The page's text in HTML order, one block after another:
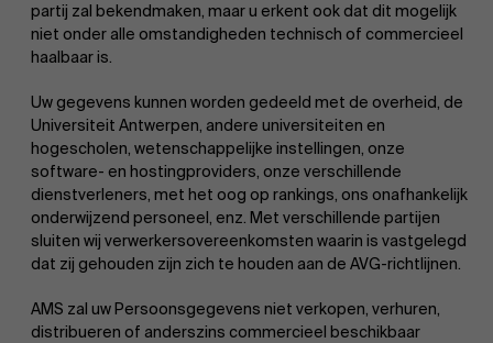
Ontdek onze faculty
Onderzoek
Partners
Evenementen
partij zal bekendmaken, maar u erkent ook dat dit mogelijk
niet onder alle omstandigheden technisch of commercieel
haalbaar is.
Uw gegevens kunnen worden gedeeld met de overheid, de
Universiteit Antwerpen, andere universiteiten en
hogescholen, wetenschappelijke instellingen, onze
software- en hostingproviders, onze verschillende
dienstverleners, met het oog op rankings, ons onafhankelijk
onderwijzend personeel, enz. Met verschillende partijen
sluiten wij verwerkersovereenkomsten waarin is vastgelegd
dat zij gehouden zijn zich te houden aan de AVG-richtlijnen.
AMS zal uw Persoonsgegevens niet verkopen, verhuren,
distribueren of anderszins commercieel beschikbaar